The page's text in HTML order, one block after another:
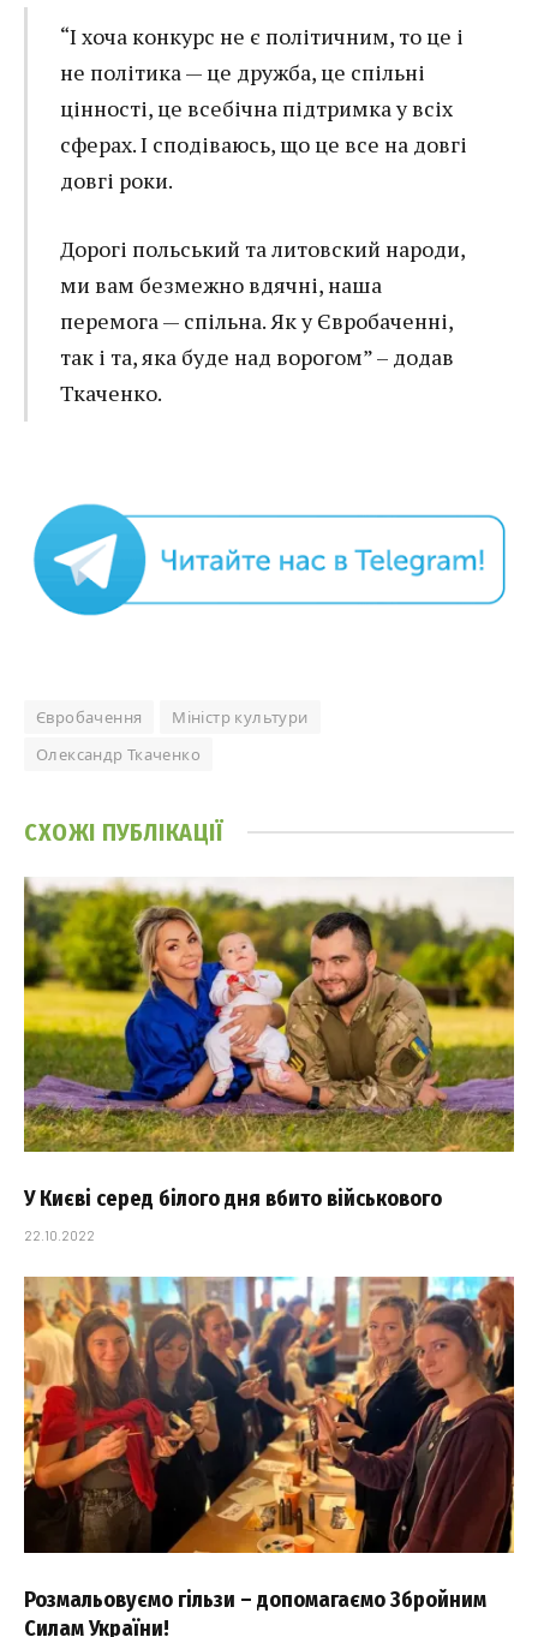
“І хоча конкурс не є політичним, то це і
не політика — це дружба, це спільні
цінності, це всебічна підтримка у всіх
сферах. І сподіваюсь, що це все на довгі
довгі роки.
Дорогі польський та литовский народи,
ми вам безмежно вдячні, наша
перемога — спільна. Як у Євробаченні,
так і та, яка буде над ворогом” – додав
Ткаченко.
Євробачення
Міністр культури
Олександр Ткаченко
СХОЖІ ПУБЛІКАЦІЇ
У Києві серед білого дня вбито військового
22.10.2022
Розмальовуємо гільзи – допомагаємо Збройним
Силам України!